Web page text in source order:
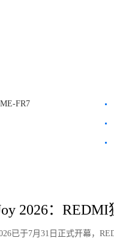
FR7
元
2026：
已于7月31日正式开幕，